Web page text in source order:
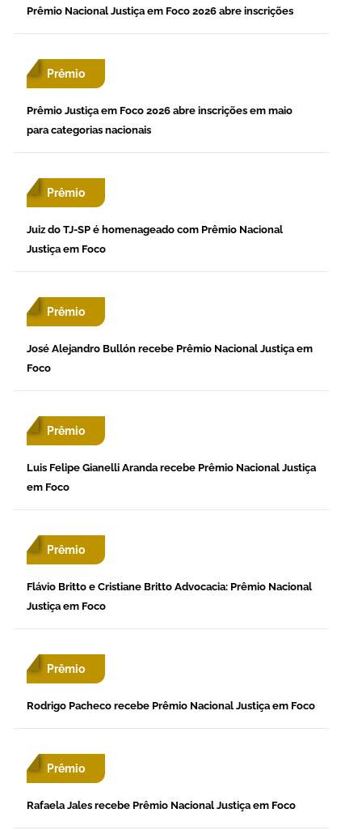
Prêmio Nacional Justiça em Foco 2026 abre inscrições
Prêmio
Prêmio Justiça em Foco 2026 abre inscrições em maio
para categorias nacionais
Prêmio
Juiz do TJ-SP é homenageado com Prêmio Nacional
Justiça em Foco
Prêmio
José Alejandro Bullón recebe Prêmio Nacional Justiça em
Foco
Prêmio
Luis Felipe Gianelli Aranda recebe Prêmio Nacional Justiça
em Foco
Prêmio
Flávio Britto e Cristiane Britto Advocacia: Prêmio Nacional
Justiça em Foco
Prêmio
Rodrigo Pacheco recebe Prêmio Nacional Justiça em Foco
Prêmio
Rafaela Jales recebe Prêmio Nacional Justiça em Foco